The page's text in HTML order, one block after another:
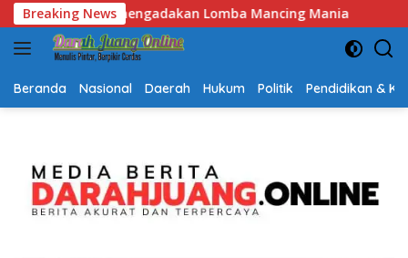
Langsung
ke
konten
Breaking News
Mania Semarak HUT RI dan Hari Jadi Kalsel,
Beranda Nasional Daerah Hukum Politik Pendidikan &